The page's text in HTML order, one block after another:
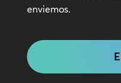
enviemos.